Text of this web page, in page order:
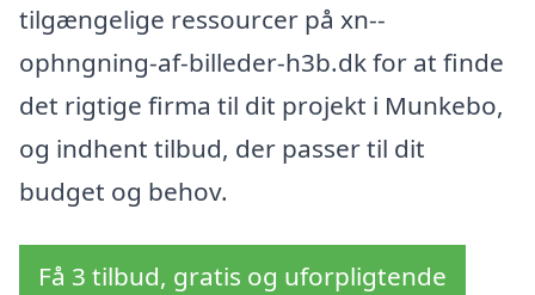
tilgængelige ressourcer på xn--
ophngning-af-billeder-h3b.dk for at finde
det rigtige firma til dit projekt i Munkebo,
og indhent tilbud, der passer til dit
budget og behov.
Få 3 tilbud, gratis og uforpligtende